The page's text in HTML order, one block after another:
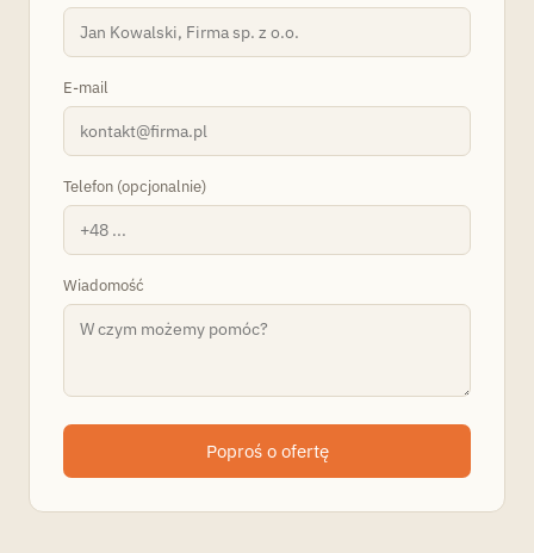
E-mail
Telefon (opcjonalnie)
Wiadomość
Poproś o ofertę